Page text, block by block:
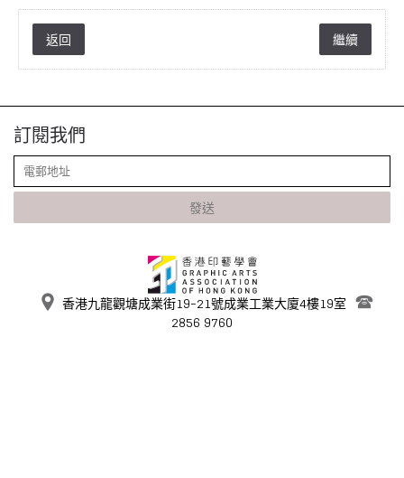
返回
訂閱我們
發送
香港九龍觀塘成業街19-21號成業工業大廈4樓19室
2856 9760